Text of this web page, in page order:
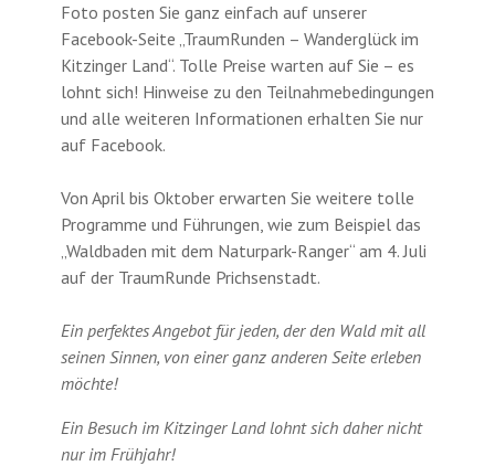
Foto posten Sie ganz einfach auf unserer
Facebook-Seite „TraumRunden – Wanderglück im
Kitzinger Land“. Tolle Preise warten auf Sie – es
lohnt sich! Hinweise zu den Teilnahmebedingungen
und alle weiteren Informationen erhalten Sie nur
auf Facebook.
Von April bis Oktober erwarten Sie weitere tolle
Programme und Führungen, wie zum Beispiel das
„Waldbaden mit dem Naturpark-Ranger“ am 4. Juli
auf der TraumRunde Prichsenstadt.
Ein perfektes Angebot für jeden, der den Wald mit all
seinen Sinnen, von einer ganz anderen Seite erleben
möchte!
Ein Besuch im Kitzinger Land lohnt sich daher nicht
nur im Frühjahr!